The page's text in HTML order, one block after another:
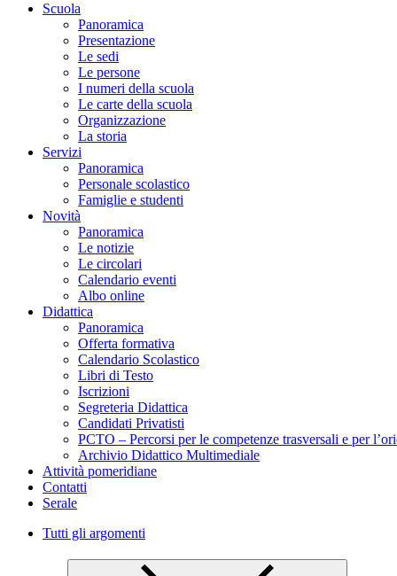
Scuola
Panoramica
Presentazione
Le sedi
Le persone
I numeri della scuola
Le carte della scuola
Organizzazione
La storia
Servizi
Panoramica
Personale scolastico
Famiglie e studenti
Novità
Panoramica
Le notizie
Le circolari
Calendario eventi
Albo online
Didattica
Panoramica
Offerta formativa
Calendario Scolastico
Libri di Testo
Iscrizioni
Segreteria Didattica
Candidati Privatisti
PCTO – Percorsi per le competenze trasversali e per
Archivio Didattico Multimediale
Attività pomeridiane
Contatti
Serale
Tutti gli argomenti